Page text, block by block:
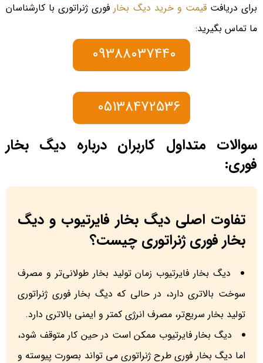
برای دریافتقیمت و خرید دیگ بخار فوری ژنراتوری با کارشناسان
ما تماس بگیرید:
سوالات متداول کاربران درباره دیگ بخار
فوری:
تفاوت اصلی دیگ بخار فایرتیوب و دیگ
بخار فوری ژنراتوری چیست؟
دیگ بخار فایرتیوب زمان تولید بخار طولانی‌تر و مصرف
سوخت بالاتری دارد، در حالی که دیگ بخار فوری ژنراتوری
تولید بخار سریع‌تر، مصرف انرژی کمتر و ایمنی بالاتری دارد.
دیگ بخار فایرتیوب ممکن است در حین کار متوقف شود،
اما دیگ بخار فوری طرح ژنراتوری می تواند بصورت پیوسته و